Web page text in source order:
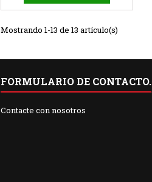
Mostrando 1-13 de 13 artículo(s)
FORMULARIO DE CONTACTO.
Contacte con nosotros